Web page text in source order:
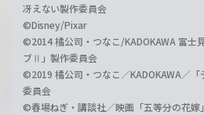
冴えない製作委員会
©Disney/Pixar
©2014 橘公司・つなこ/KADOKAWA 富士
ブⅡ」製作委員会
©2019 橘公司・つなこ／KADOKAWA／
委員会
©春場ねぎ・講談社／映画「五等分の花嫁